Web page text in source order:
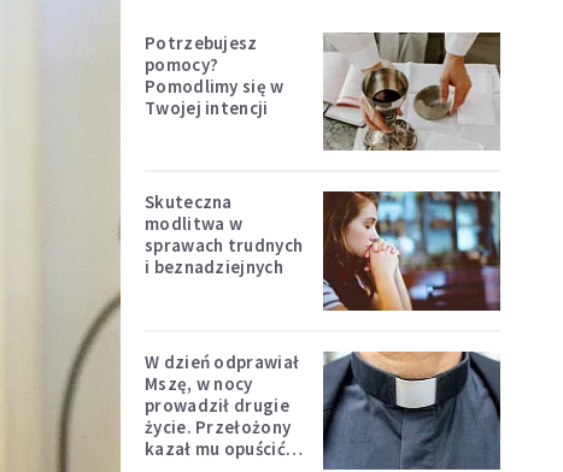
Potrzebujesz
pomocy?
Pomodlimy się w
Twojej intencji
Skuteczna
modlitwa w
sprawach trudnych
i beznadziejnych
W dzień odprawiał
Mszę, w nocy
prowadził drugie
życie. Przełożony
kazał mu opuścić